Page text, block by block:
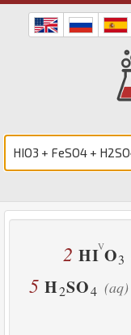
2 HI O3
5 H2SO4 (aq)